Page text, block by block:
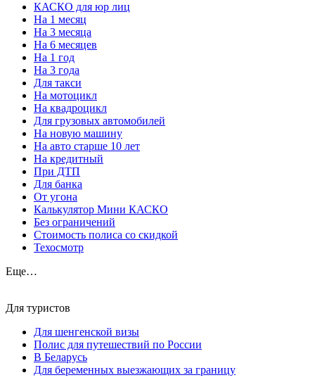
КАСКО для юр лиц
На 1 месяц
На 3 месяца
На 6 месяцев
На 1 год
На 3 года
Для такси
На мотоцикл
На квадроцикл
Для грузовых автомобилей
На новую машину
На авто старше 10 лет
На кредитный
При ДТП
Для банка
От угона
Калькулятор Мини КАСКО
Без ограничений
Стоимость полиса со скидкой
Техосмотр
Еще…
Для туристов
Для шенгенской визы
Полис для путешествий по России
В Беларусь
Для беременных выезжающих за границу